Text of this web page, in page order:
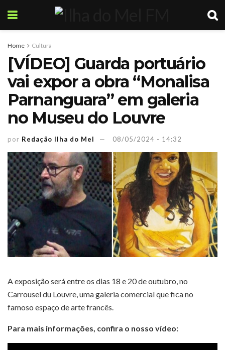
Home Cultura
[VÍDEO] Guarda portuário
vai expor a obra “Monalisa
Parnanguara” em galeria
no Museu do Louvre
por Redação Ilha do Mel 08/05/2024 - 14:32
A exposição será entre os dias 18 e 20 de outubro, no
Carrousel du Louvre, uma galeria comercial que fica no
famoso espaço de arte francês.
Para mais informações, confira o nosso vídeo: